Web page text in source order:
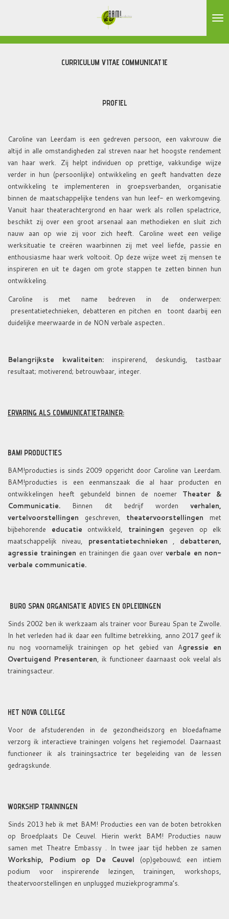
naar
de
CURRICULUM VITAE COMMUNICATIE
PROFIEL
Caroline van Leerdam is een gedreven persoon, een vakvrouw die
altijd in alle omstandigheden zal streven naar het hoogste rendement
van haar werk. Zij helpt individuen op prettige, vakkundige wijze
verder in hun (persoonlijke) ontwikkeling en geeft handvatten deze
ontwikkeling te implementeren in groepsverbanden, organisatie
binnen de maatschappelijke tendens van hun leef- en werkomgeving.
Vanuit haar theaterachtergrond en haar werk als rollen spelactrice,
beschikt zij over een groot arsenaal aan methodieken en sluit zich
nauw aan op wie zij voor zich heeft. Caroline weet een veilige
werksituatie te creëren waarbinnen zij met veel liefde, passie en
enthousiasme haar werk voltooit. Op deze wijze weet zij mensen te
inspireren en uit te dagen om grote stappen te zetten binnen hun
ontwikkeling.
Caroline is met name bedreven in de onderwerpen:
presentatietechnieken, debatteren en pitchen en toont daarbij een
duidelijke meerwaarde in de NON verbale aspecten..
Belangrijkste kwaliteiten:inspirerend, deskundig, tastbaar
resultaat; motiverend; betrouwbaar, integer.
ERVARING ALS COMMUNICATIETRAINER:
BAM! PRODUCTIES
BAM!producties is sinds 2009 opgericht door Caroline van Leerdam.
BAM!producties is een eenmanszaak die al haar producten en
ontwikkelingen heeft gebundeld binnen de noemer Theater &
Communicatie. Binnen dit bedrijf worden verhalen,
vertelvoorstellingen geschreven, theatervoorstellingen met
bijbehorende educatie ontwikkeld, trainingen gegeven op elk
maatschappelijk niveau, presentatietechnieken , debatteren,
agressie trainingen en trainingen die gaan oververbale en non-
verbale communicatie.
BURO SPAN ORGANISATIE ADVIES EN OPLEIDINGEN
Sinds 2002 ben ik werkzaam als trainer voor Bureau Span te Zwolle.
In het verleden had ik daar een fulltime betrekking, anno 2017 geef ik
nu nog voornamelijk trainingen op het gebied van Agressie en
Overtuigend Presenteren, ik functioneer daarnaast ook veelal als
trainingsacteur.
HET NOVA COLLEGE
Voor de afstuderenden in de gezondheidszorg en bloedafname
verzorg ik interactieve trainingen volgens het regiemodel. Daarnaast
functioneer ik als trainingsactrice ter begeleiding van de lessen
gedragskunde.
WORKSHIP TRAININGEN
Sinds 2013 heb ik met BAM! Producties een van de boten betrokken
op Broedplaats De Ceuvel. Hierin werkt BAM! Producties nauw
samen met Theatre Embassy . In twee jaar tijd hebben ze samen
Workship, Podium op De Ceuvel (op)gebouwd; een intiem
podium voor inspirerende lezingen, trainingen, workshops,
theatervoorstellingen en unplugged muziekprogramma’s.